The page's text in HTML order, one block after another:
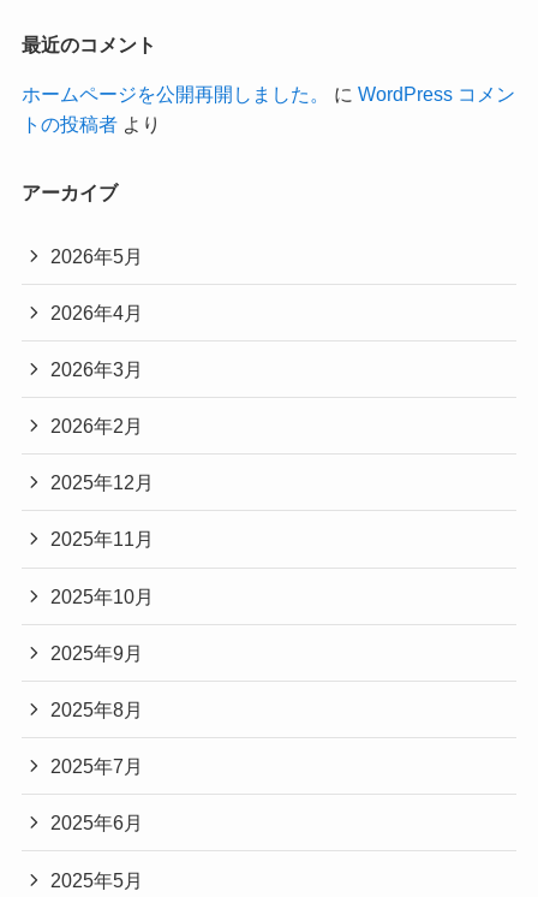
最近のコメント
ホームページを公開再開しました。 に WordPress コメン
トの投稿者より
アーカイブ
2026年5月
2026年4月
2026年3月
2026年2月
2025年12月
2025年11月
2025年10月
2025年9月
2025年8月
2025年7月
2025年6月
2025年5月